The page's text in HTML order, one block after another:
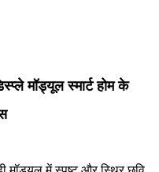
मॉड्यूल स्मार्ट होम के